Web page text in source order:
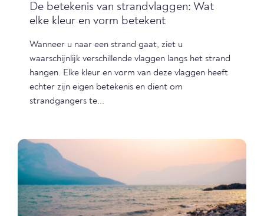
De betekenis van strandvlaggen: Wat
elke kleur en vorm betekent
Wanneer u naar een strand gaat, ziet u
waarschijnlijk verschillende vlaggen langs het strand
hangen. Elke kleur en vorm van deze vlaggen heeft
echter zijn eigen betekenis en dient om
strandgangers te...